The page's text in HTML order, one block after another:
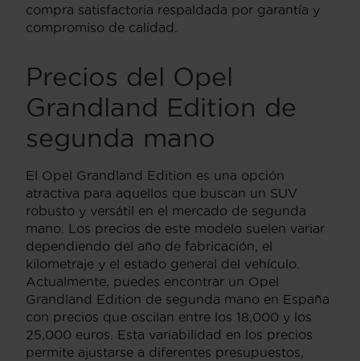
compra satisfactoria respaldada por garantía y
compromiso de calidad.
Precios del Opel
Grandland Edition de
segunda mano
El Opel Grandland Edition es una opción
atractiva para aquellos que buscan un SUV
robusto y versátil en el mercado de segunda
mano. Los precios de este modelo suelen variar
dependiendo del año de fabricación, el
kilometraje y el estado general del vehículo.
Actualmente, puedes encontrar un Opel
Grandland Edition de segunda mano en España
con precios que oscilan entre los 18,000 y los
25,000 euros. Esta variabilidad en los precios
permite ajustarse a diferentes presupuestos,